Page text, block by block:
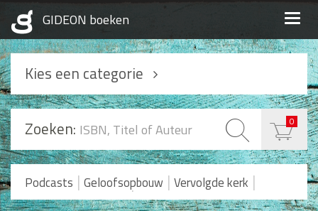
Kies een categorie
Podcasts
Geloofsopbouw
Praktisch Christen zijn
Levensverhalen
Zoeken: 0
Podcasts | Geloofsopbouw | Vervolgde kerk |
Romans en Verhalen|Koopjes